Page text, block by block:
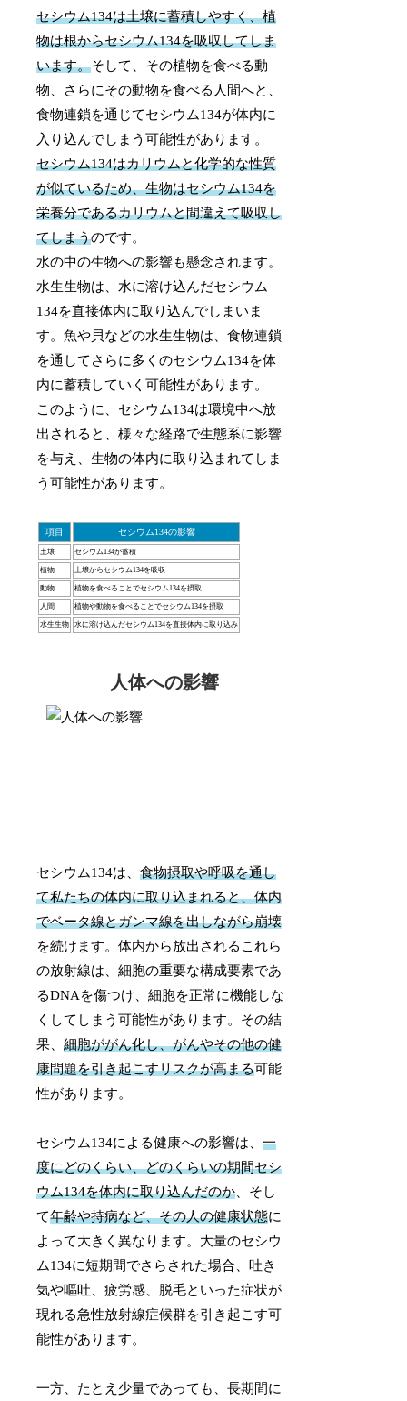
セシウム134は土壌に蓄積しやすく、植
物は根からセシウム134を吸収してしま
います。そして、その植物を食べる動
物、さらにその動物を食べる人間へと、
食物連鎖を通じてセシウム134が体内に
入り込んでしまう可能性があります。
セシウム134はカリウムと化学的な性質
が似ているため、生物はセシウム134を
栄養分であるカリウムと間違えて吸収し
てしまうのです。
水の中の生物への影響も懸念されます。
水生生物は、水に溶け込んだセシウム
134を直接体内に取り込んでしまいま
す。魚や貝などの水生生物は、食物連鎖
を通してさらに多くのセシウム134を体
内に蓄積していく可能性があります。
このように、セシウム134は環境中へ放
出されると、様々な経路で生態系に影響
を与え、生物の体内に取り込まれてしま
う可能性があります。
項目 セシウム134の影響
土壌 セシウム134が蓄積
植物 土壌からセシウム134を吸収
動物 植物を食べることでセシウム134を摂取
人間 植物や動物を食べることでセシウム134を摂取
水生生物 水に溶け込んだセシウム134を直接体内に取り込み
人体への影響
セシウム134は、食物摂取や呼吸を通し
て私たちの体内に取り込まれると、体内
でベータ線とガンマ線を出しながら崩壊
を続けます。体内から放出されるこれら
の放射線は、細胞の重要な構成要素であ
るDNAを傷つけ、細胞を正常に機能しな
くしてしまう可能性があります。その結
果、細胞ががん化し、がんやその他の健
康問題を引き起こすリスクが高まる可能
性があります。
セシウム134による健康への影響は、一
度にどのくらい、どのくらいの期間セシ
ウム134を体内に取り込んだのか 、そし
て年齢や持病など、その人の健康状態に
よって大きく異なります。大量のセシウ
ム134に短期間でさらされた場合、吐き
気や嘔吐、疲労感、脱毛といった症状が
現れる急性放射線症候群を引き起こす可
能性があります。
一方、たとえ少量であっても、長期間に